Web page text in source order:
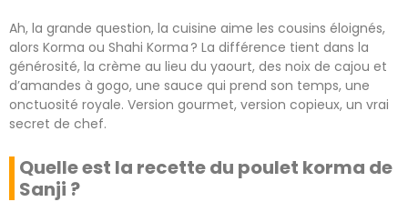
Ah, la grande question, la cuisine aime les cousins éloignés,
alors Korma ou Shahi Korma ? La différence tient dans la
générosité, la crème au lieu du yaourt, des noix de cajou et
d’amandes à gogo, une sauce qui prend son temps, une
onctuosité royale. Version gourmet, version copieux, un vrai
secret de chef.
Quelle est la recette du poulet korma de
Sanji ?